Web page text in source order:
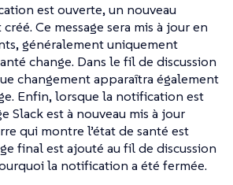
est ouverte, un nouveau
créé. Ce message sera mis à jour en
généralement uniquement
change. Dans le fil de discussion
changement apparaîtra également
Enfin, lorsque la notification est
Slack est à nouveau mis à jour
qui montre l’état de santé est
final est ajouté au fil de discussion
la notification a été fermée.